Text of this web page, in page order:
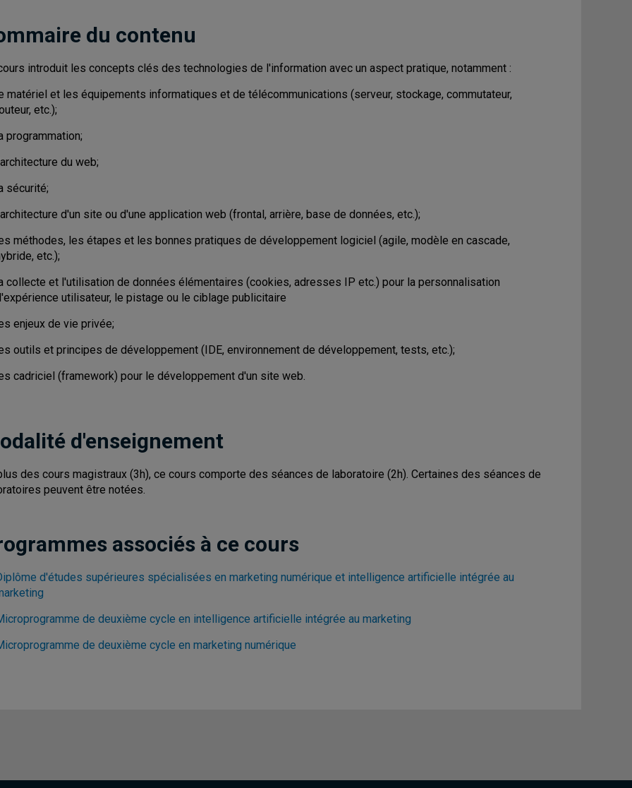
du contenu
introduit les concepts clés des technologies de l'information avec un aspect pratique, notamment :
matériel et les équipements informatiques et de télécommunications (serveur, stockage, commutateur,
etc.);
programmation;
du web;
sécurité;
d'un site ou d'une application web (frontal, arrière, base de données, etc.);
méthodes, les étapes et les bonnes pratiques de développement logiciel (agile, modèle en cascade,
etc.);
collecte et l'utilisation de données élémentaires (cookies, adresses IP etc.) pour la personnalisation
utilisateur, le pistage ou le ciblage publicitaire
enjeux de vie privée;
outils et principes de développement (IDE, environnement de développement, tests, etc.);
cadriciel (framework) pour le développement d'un site web.
d'enseignement
des cours magistraux (3h), ce cours comporte des séances de laboratoire (2h). Certaines des séances de
peuvent être notées.
associés à ce cours
d'études supérieures spécialisées en marketing numérique et intelligence artificielle intégrée au
de deuxième cycle en intelligence artificielle intégrée au marketing
de deuxième cycle en marketing numérique